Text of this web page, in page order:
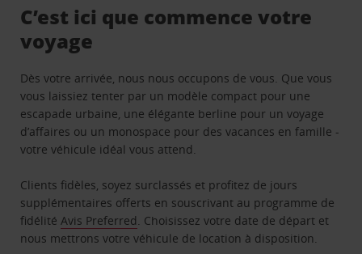
C’est ici que commence votre
voyage
Dès votre arrivée, nous nous occupons de vous. Que vous
vous laissiez tenter par un modèle compact pour une
escapade urbaine, une élégante berline pour un voyage
d’affaires ou un monospace pour des vacances en famille -
votre véhicule idéal vous attend.
Clients fidèles, soyez surclassés et profitez de jours
supplémentaires offerts en souscrivant au programme de
fidélitéAvis Preferred. Choisissez votre date de départ et
nous mettrons votre véhicule de location à disposition.